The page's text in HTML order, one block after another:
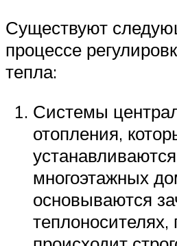
Существуют
процессе
тепла:
Системы
отопления,
многоэтажных
основываются
теплоносителях,